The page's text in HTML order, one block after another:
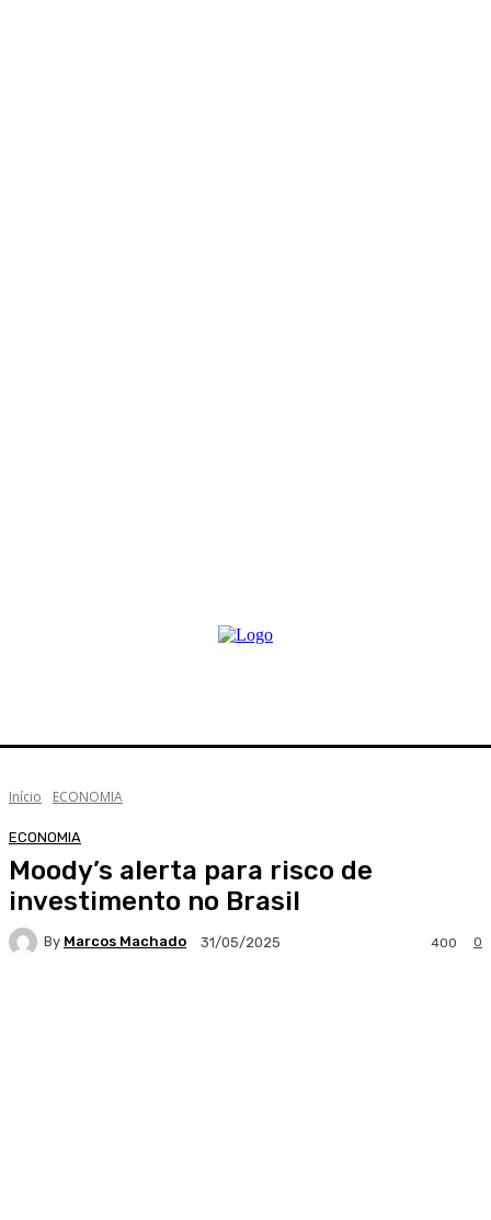
Início ECONOMIA
ECONOMIA
Moody’s alerta para risco de
investimento no Brasil
By Marcos Machado 31/05/2025 0
400